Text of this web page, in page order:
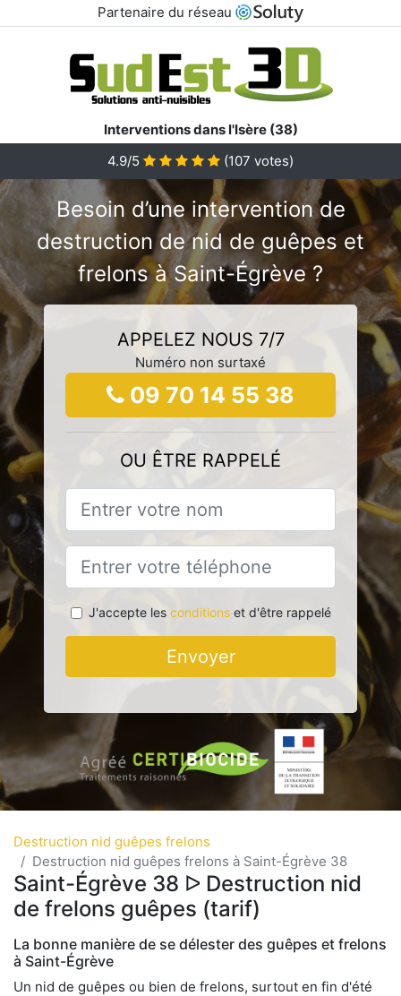
Partenaire du réseau
Interventions dans l'Isère (38)
4.9/5
(107 votes)
Besoin d’une intervention de
destruction de nid de guêpes et
frelons à Saint-Égrève ?
APPELEZ NOUS 7/7
Numéro non surtaxé
09 70 14 55 38
OU ÊTRE RAPPELÉ
J'accepte les conditionset d'être rappelé
Envoyer
Destruction nid guêpes frelons
Destruction nid guêpes frelons à Saint-Égrève 38
Saint-Égrève 38 ᐅ Destruction nid
de frelons guêpes (tarif)
La bonne manière de se délester des guêpes et frelons
à Saint-Égrève
Un nid de guêpes ou bien de frelons, surtout en fin d'été